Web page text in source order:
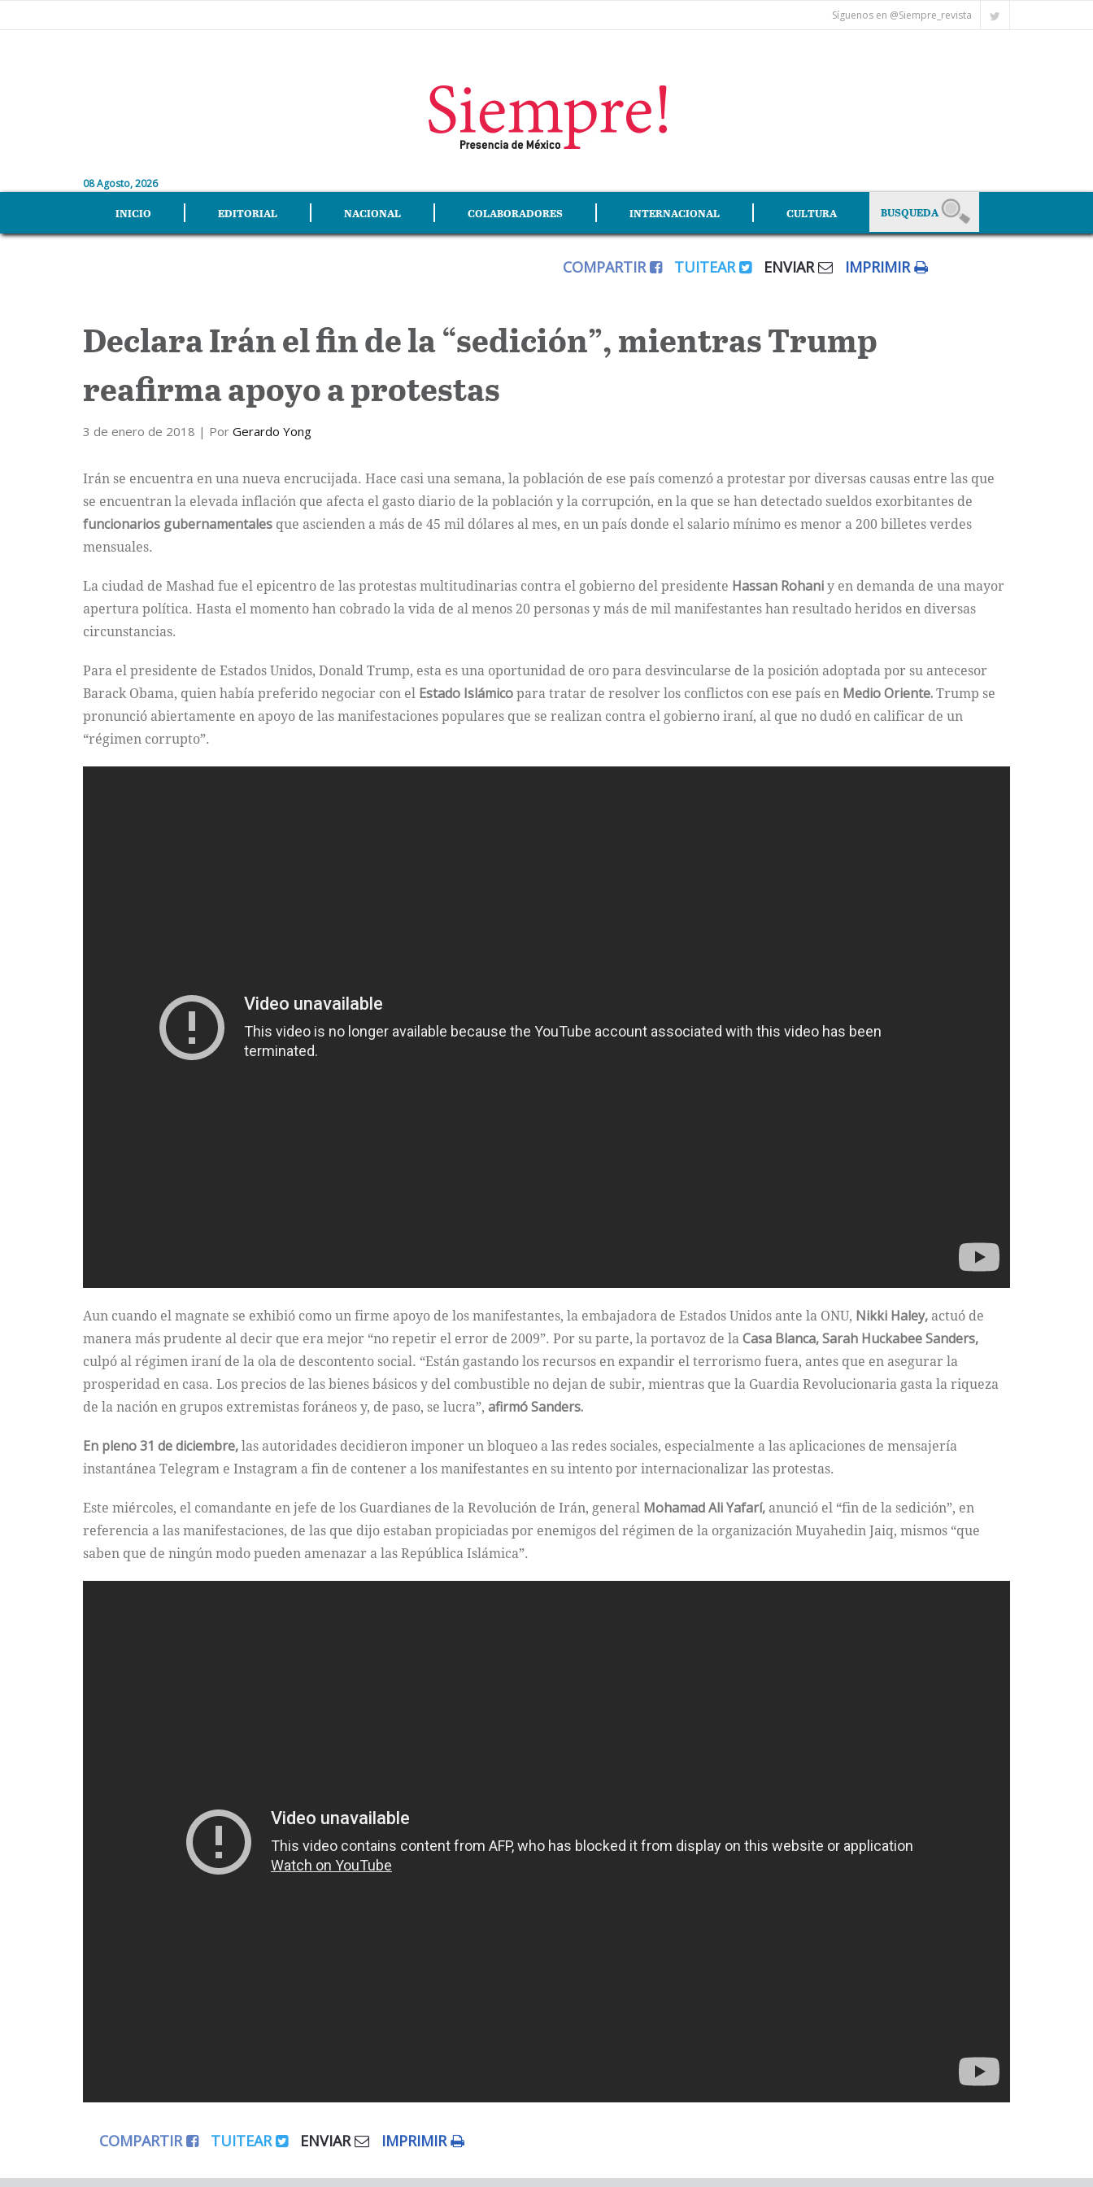
Síguenos en @Siempre_revista
08 Agosto, 2026
INICIO EDITORIAL NACIONAL COLABORADORES INTERNACIONAL CULTURA
COMPARTIR TUITEAR ENVIAR IMPRIMIR
Declara Irán el fin de la “sedición”, mientras Trump
reafirma apoyo a protestas
3 de enero de 2018 | Por Gerardo Yong
Irán se encuentra en una nueva encrucijada. Hace casi una semana, la población de ese país comenzó a protestar por diversas causas entre las que
se encuentran la elevada inflación que afecta el gasto diario de la población y la corrupción, en la que se han detectado sueldos exorbitantes de
funcionarios gubernamentales que ascienden a más de 45 mil dólares al mes, en un país donde el salario mínimo es menor a 200 billetes verdes
mensuales.
La ciudad de Mashad fue el epicentro de las protestas multitudinarias contra el gobierno del presidente Hassan Rohaniy en demanda de una mayor
apertura política. Hasta el momento han cobrado la vida de al menos 20 personas y más de mil manifestantes han resultado heridos en diversas
circunstancias.
Para el presidente de Estados Unidos, Donald Trump, esta es una oportunidad de oro para desvincularse de la posición adoptada por su antecesor
Barack Obama, quien había preferido negociar con el Estado Islámicopara tratar de resolver los conflictos con ese país en Medio Oriente.Trump se
pronunció abiertamente en apoyo de las manifestaciones populares que se realizan contra el gobierno iraní, al que no dudó en calificar de un
“régimen corrupto”.
Aun cuando el magnate se exhibió como un firme apoyo de los manifestantes, la embajadora de Estados Unidos ante la ONU, Nikki Haley, actuó de
manera más prudente al decir que era mejor “no repetir el error de 2009”. Por su parte, la portavoz de laCasa Blanca, Sarah Huckabee Sanders,
culpó al régimen iraní de la ola de descontento social. “Están gastando los recursos en expandir el terrorismo fuera, antes que en asegurar la
prosperidad en casa. Los precios de las bienes básicos y del combustible no dejan de subir, mientras que la Guardia Revolucionaria gasta la riqueza
de la nación en grupos extremistas foráneos y, de paso, se lucra”, afirmó Sanders.
En pleno 31 de diciembre,las autoridades decidieron imponer un bloqueo a las redes sociales, especialmente a las aplicaciones de mensajería
instantánea Telegram e Instagram a fin de contener a los manifestantes en su intento por internacionalizar las protestas.
Este miércoles, el comandante en jefe de los Guardianes de la Revolución de Irán, general Mohamad Ali Yafarí, anunció el “fin de la sedición”, en
referencia a las manifestaciones, de las que dijo estaban propiciadas por enemigos del régimen de la organización Muyahedin Jaiq, mismos “que
saben que de ningún modo pueden amenazar a las República Islámica”.
COMPARTIR TUITEAR ENVIAR IMPRIMIR